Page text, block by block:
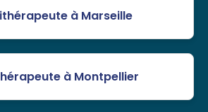
à Marseille
à Montpellier